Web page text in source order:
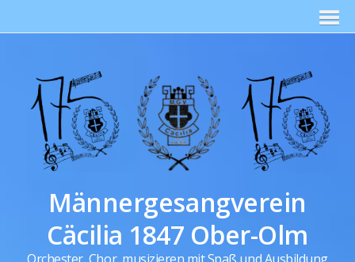
Männergesangverein
Cäcilia 1847 Ober-Olm